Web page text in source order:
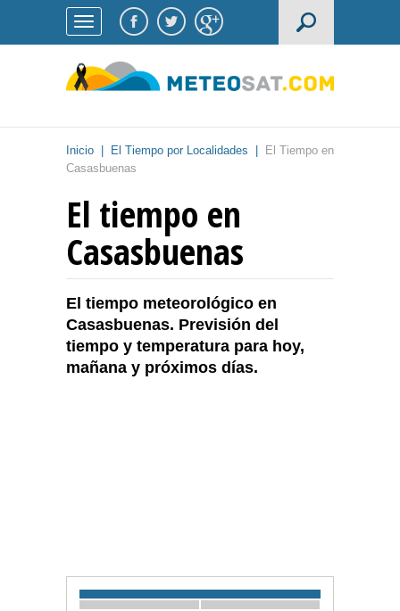
Inicio El Tiempo por Localidades
El Tiempo en
Casasbuenas
El tiempo en
Casasbuenas
El tiempo meteorológico en
Casasbuenas. Previsión del
tiempo y temperatura para hoy,
mañana y próximos días.